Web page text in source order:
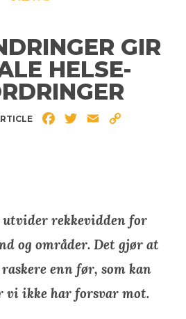
GIR
HELSE-
FacebookTwitterEmail
rekkevidden for
og områder. Det gjør at
enn før, som kan
vi ikke har forsvar mot.